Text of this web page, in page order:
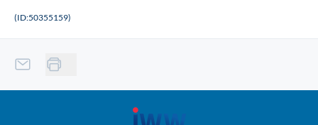
(ID:50355159)